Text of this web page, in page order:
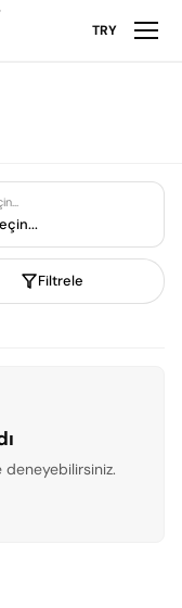
TRY
Filtrele
deneyebilirsiniz.